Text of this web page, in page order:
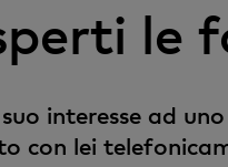
le
interesse ad
con lei